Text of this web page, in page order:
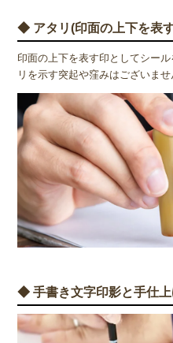
◆ アタリ(印面の上下を表
印面の上下を表す印としてシー
リを示す突起や窪みはございませ
◆ 手書き文字印影と手仕上